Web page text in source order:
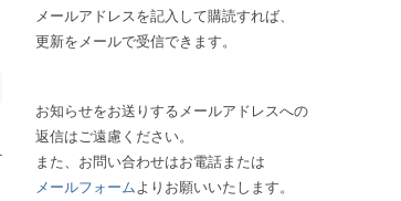
メールアドレスを記入して購読すれば、
更新をメールで受信できます。
お知らせをお送りするメールアドレスへの
返信はご遠慮ください。
また、お問い合わせはお電話または
メールフォームよりお願いいたします。